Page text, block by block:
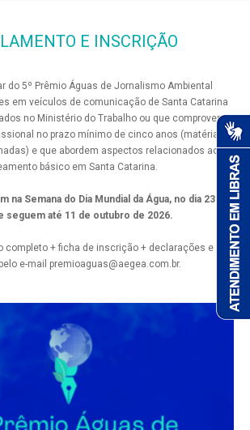
E INSCRIÇÃO
do 5º Prêmio Águas de Jornalismo Ambiental
em veículos de comunicação de Santa Catarina
no Ministério do Trabalho ou que comprovem
no prazo mínimo de cinco anos (matérias
e que abordem aspectos relacionados ao
básico em Santa Catarina.
Semana do Dia Mundial da Água, no dia 23 de
seguem até 11 de outubro de 2026.
completo + ficha de inscrição + declarações e se
e-mail premioaguas@aegea.com.br.